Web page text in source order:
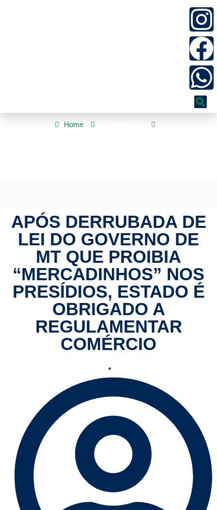
Home
APÓS DERRUBADA DE
LEI DO GOVERNO DE
MT QUE PROIBIA
“MERCADINHOS” NOS
PRESÍDIOS, ESTADO É
OBRIGADO A
REGULAMENTAR
COMÉRCIO